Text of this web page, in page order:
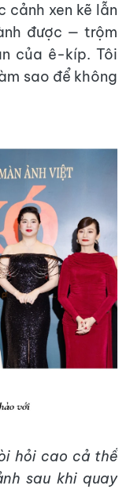
cảnh xen kẽ lẫn
được — trộm
của ê-kíp. Tôi
sao để không
hỏi cao cả thể
sau khi quay